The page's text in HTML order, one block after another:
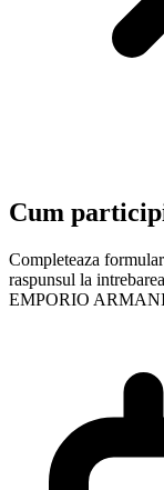
Cum
Completeaza
raspunsul la
EMPORIO